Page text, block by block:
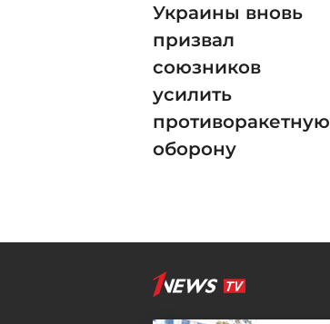
Украины вновь
призвал
союзников
усилить
противоракетную
оборону